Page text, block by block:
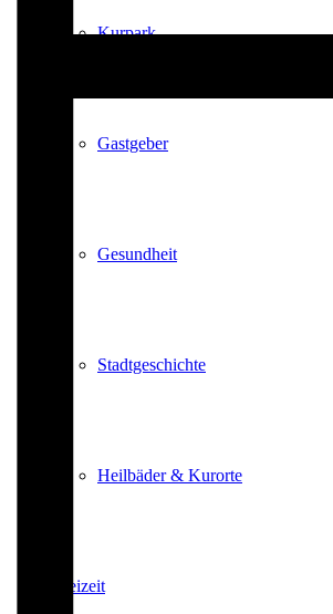
Kurpark
Gastgeber
Gesundheit
Stadtgeschichte
Heilbäder & Kurorte
Freizeit